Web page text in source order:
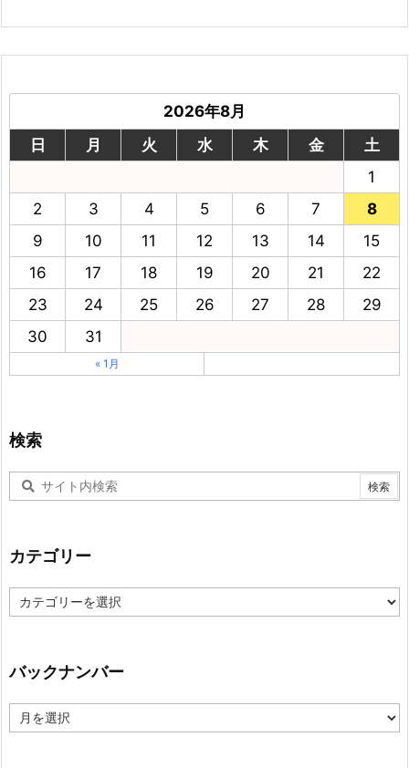
2026年8月
日
月 火 水 木 金
土
1
2
3 4 5 6 7
8
9
10 11 12 13 14
15
16
17 18 19 20 21
22
23
24 25 26 27 28
29
30
31
« 1月
検索
カテゴリー
テ
ー
バックナンバー
ッ